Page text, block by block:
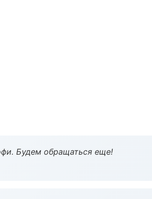
Будем обращаться еще!